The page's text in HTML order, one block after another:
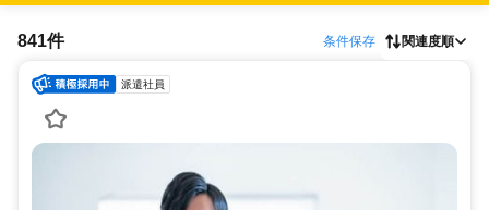
841件 条件保存 関連度順
派遣社員